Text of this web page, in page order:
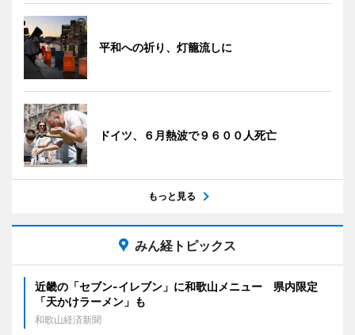
平和への祈り、灯籠流しに
ドイツ、６月熱波で９６００人死亡
もっと見る
みん経トピックス
近畿の「セブン-イレブン」に和歌山メニュー 県内限定
「天かけラーメン」も
和歌山経済新聞